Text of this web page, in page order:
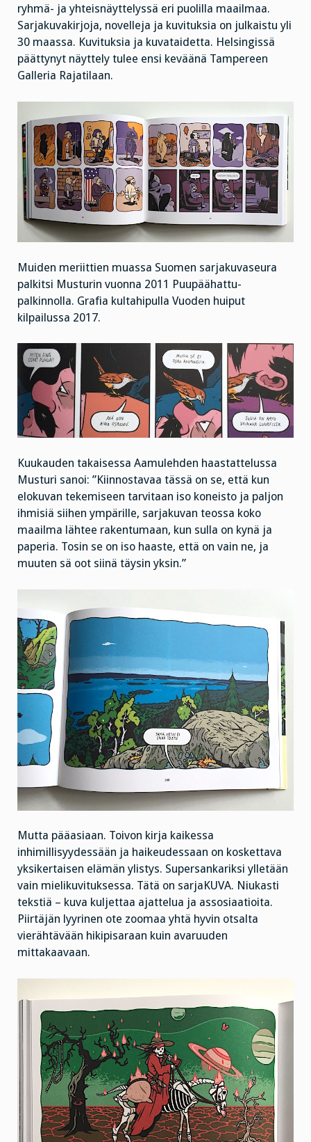
ryhmä- ja yhteisnäyttelyssä eri puolilla maailmaa.
Sarjakuvakirjoja, novelleja ja kuvituksia on julkaistu yli
30 maassa. Kuvituksia ja kuvataidetta. Helsingissä
päättynyt näyttely tulee ensi keväänä Tampereen
Galleria Rajatilaan.
Muiden meriittien muassa Suomen sarjakuvaseura
palkitsi Musturin vuonna 2011 Puupäähattu-
palkinnolla. Grafia kultahipulla Vuoden huiput
kilpailussa 2017.
Kuukauden takaisessa Aamulehden haastattelussa
Musturi sanoi: ”Kiinnostavaa tässä on se, että kun
elokuvan tekemiseen tarvitaan iso koneisto ja paljon
ihmisiä siihen ympärille, sarjakuvan teossa koko
maailma lähtee rakentumaan, kun sulla on kynä ja
paperia. Tosin se on iso haaste, että on vain ne, ja
muuten sä oot siinä täysin yksin.”
Mutta pääasiaan. Toivon kirja kaikessa
inhimillisyydessään ja haikeudessaan on koskettava
yksikertaisen elämän ylistys. Supersankariksi ylletään
vain mielikuvituksessa. Tätä on sarjaKUVA. Niukasti
tekstiä – kuva kuljettaa ajattelua ja assosiaatioita.
Piirtäjän lyyrinen ote zoomaa yhtä hyvin otsalta
vierähtävään hikipisaraan kuin avaruuden
mittakaavaan.